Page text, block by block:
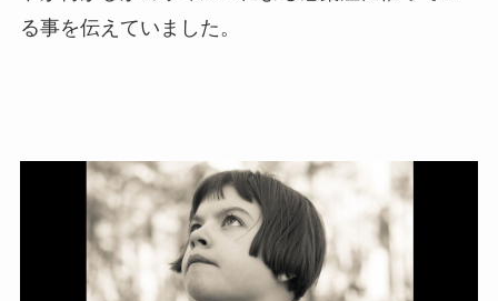
る事を伝えていました。